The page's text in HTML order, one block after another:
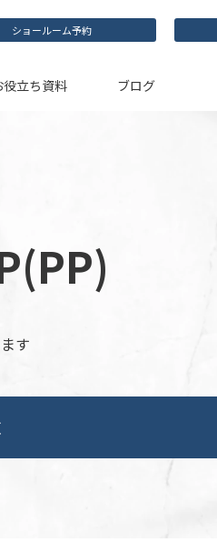
ショールーム予約
役立ち資料 ブログ
す